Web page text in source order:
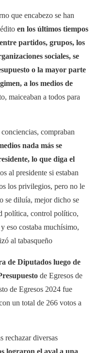
que encabezo se han
en los últimos tiempos
partidos, grupos, los
sociales, se
o la mayor parte
a los medios de
maiceaban a todos para
compraban
nada más se
lo que diga el
al presidente si estaban
los privilegios, pero no le
se diluía, mejor dicho se
política, control político,
eso costaba muchísimo,
al tabasqueño
de Diputados luego de
de Egresos de
de Egresos 2024 fue
un total de 266 votos a
rechazar diversas
lograron el aval a una